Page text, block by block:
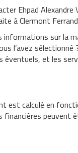
Ehpad
à Clermont Ferrand
informations sur la
l’avez
éventuels, et les
est calculé en
financières peuvent